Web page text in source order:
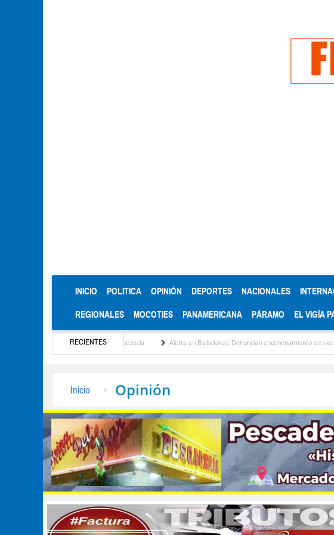
INICIO (CURRENT)
POLITICA OPINIÓN DEPORTES NACIONALES
REGIONALES MOCOTIES PANAMERICANA PÁRAMO EL VIGÍA
RECIENTES
de Venezuela Alerta en Bailadores: Denuncian envenenamiento de siete mascotas en El
Inicio Opinión